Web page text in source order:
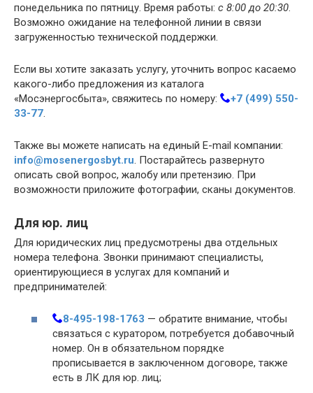
понедельника по пятницу. Время работы: с 8:00 до 20:30.
Возможно ожидание на телефонной линии в связи
загруженностью технической поддержки.
Если вы хотите заказать услугу, уточнить вопрос касаемо
какого-либо предложения из каталога
«Мосэнергосбыта», свяжитесь по номеру:
+7 (499) 550-
33-77.
Также вы можете написать на единый E-mail компании:
info@mosenergosbyt.ru. Постарайтесь развернуто
описать свой вопрос, жалобу или претензию. При
возможности приложите фотографии, сканы документов.
Для юр. лиц
Для юридических лиц предусмотрены два отдельных
номера телефона. Звонки принимают специалисты,
ориентирующиеся в услугах для компаний и
предпринимателей:
8-495-198-1763 — обратите внимание, чтобы
связаться с куратором, потребуется добавочный
номер. Он в обязательном порядке
прописывается в заключенном договоре, также
есть в ЛК для юр. лиц;